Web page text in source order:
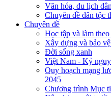
Văn hóa, du lịch
Chuyên đề dân tộc
Chuyên đề
Học tập và làm
Xây dựng và bảo
Đời sống xanh
Việt Nam - Kỷ
Quy hoạch mạng
2045
Chương trình Mục